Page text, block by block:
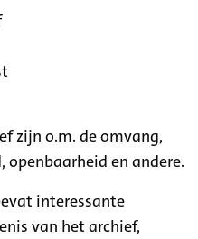
zijn o.m. de omvang,
en andere.
interessante
van het archief,